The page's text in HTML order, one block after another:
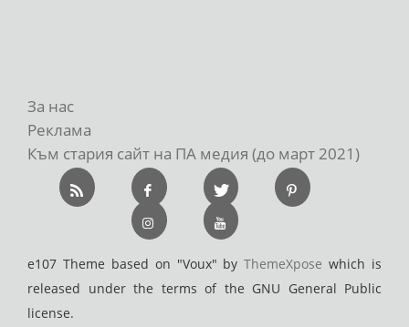
За нас
Реклама
Към стария сайт на ПА медия (до март 2021)
e107 Theme based on "Voux" byThemeXpose which is
released under the terms of the GNU General Public
license.